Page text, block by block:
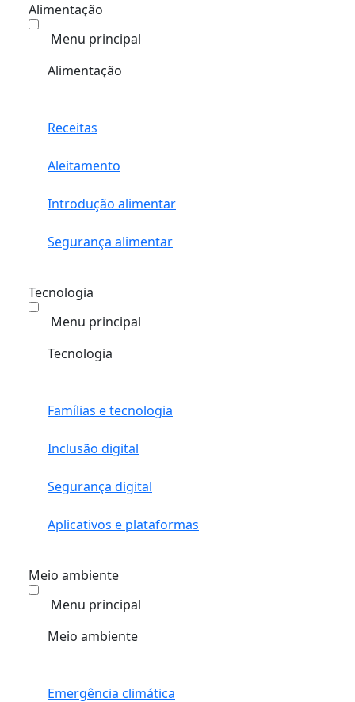
Alimentação
Menu principal
Alimentação
Receitas
Aleitamento
Introdução alimentar
Segurança alimentar
Tecnologia
Menu principal
Tecnologia
Famílias e tecnologia
Inclusão digital
Segurança digital
Aplicativos e plataformas
Meio ambiente
Menu principal
Meio ambiente
Emergência climática